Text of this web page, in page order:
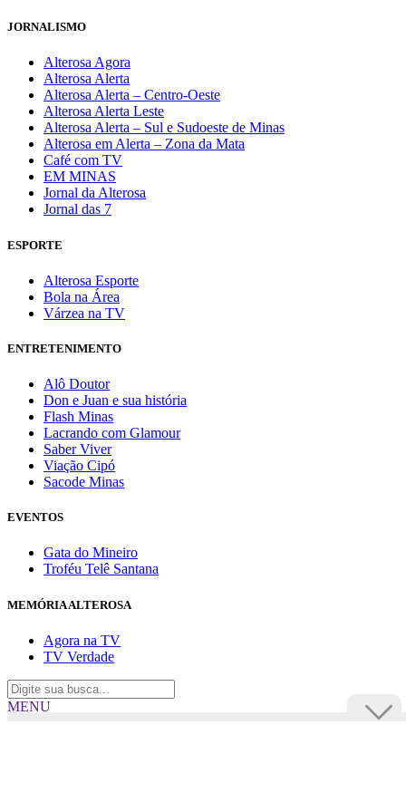
JORNALISMO
Alterosa Agora
Alterosa Alerta
Alterosa Alerta – Centro-Oeste
Alterosa Alerta Leste
Alterosa Alerta – Sul e Sudoeste de Minas
Alterosa em Alerta – Zona da Mata
Café com TV
EM MINAS
Jornal da Alterosa
Jornal das 7
ESPORTE
Alterosa Esporte
Bola na Área
Várzea na TV
ENTRETENIMENTO
Alô Doutor
Don e Juan e sua história
Flash Minas
Lacrando com Glamour
Saber Viver
Viação Cipó
Sacode Minas
EVENTOS
Gata do Mineiro
Troféu Telê Santana
MEMÓRIA ALTEROSA
Agora na TV
TV Verdade
MENU